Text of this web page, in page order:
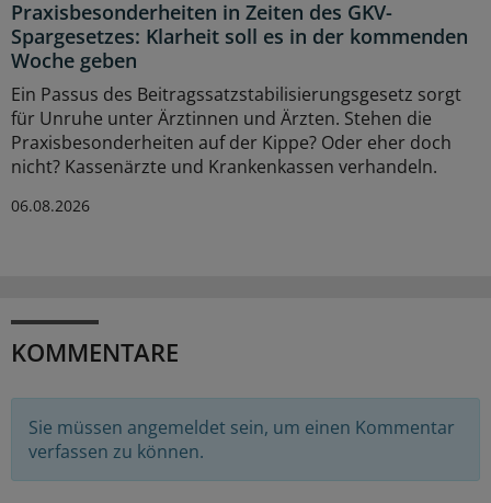
Praxisbesonderheiten in Zeiten des GKV-
Spargesetzes: Klarheit soll es in der kommenden
Woche geben
Ein Passus des Beitragssatzstabilisierungsgesetz sorgt
für Unruhe unter Ärztinnen und Ärzten. Stehen die
Praxisbesonderheiten auf der Kippe? Oder eher doch
nicht? Kassenärzte und Krankenkassen verhandeln.
06.08.2026
KOMMENTARE
Sie müssen angemeldet sein, um einen Kommentar
verfassen zu können.